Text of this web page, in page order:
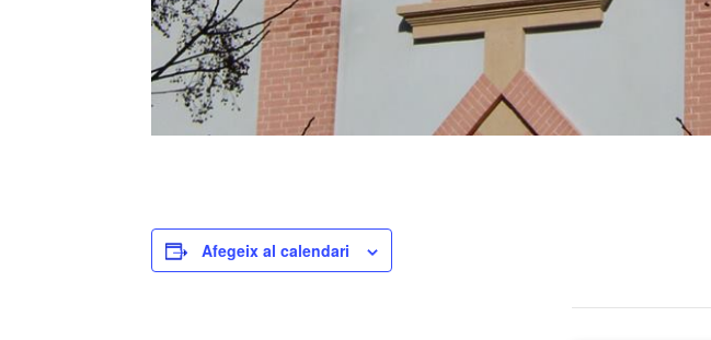
Afegeix al calendari